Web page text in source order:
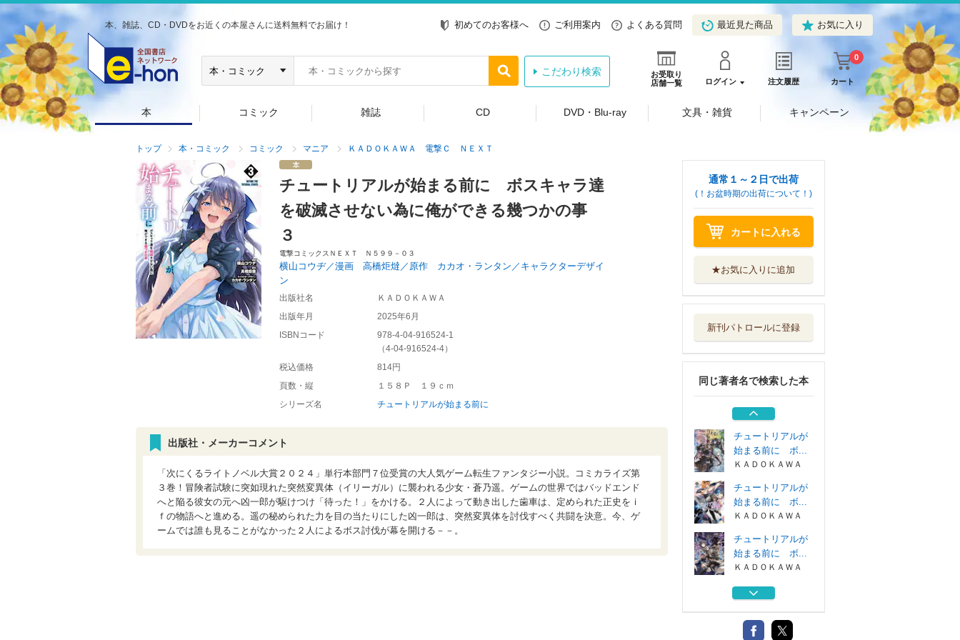
本、雑誌、CD・DVDをお近くの本屋さんに送料無料でお届け！ 初めてのお客様へ ご利用案内 よくある質問 最近見た商品 お気に入り
お受取り
店舗一覧
ログイン 注文履歴 カート
0
こだわり検索
本 コミック 雑誌 CD DVD・Blu-ray 文具・雑貨 キャンペーン
トップ 本・コミック コミック マニア ＫＡＤＯＫＡＷＡ 電撃Ｃ ＮＥＸＴ
チュートリアルが始まる前に ボスキャラ達
を破滅させない為に俺ができる幾つかの事
３
電撃コミックスＮＥＸＴ Ｎ５９９－０３
横山コウヂ／漫画 高橋炬燵／原作 カカオ・ランタン／キャラクターデザイ
ン
出版社名
ＫＡＤＯＫＡＷＡ
出版年月
2025年6月
ISBNコード
978-4-04-916524-1
（4-04-916524-4）
税込価格
814円
頁数・縦
１５８Ｐ １９ｃｍ
シリーズ名
チュートリアルが始まる前に
出版社・メーカーコメント
「次にくるライトノベル大賞２０２４」単行本部門７位受賞の大人気ゲーム転生ファンタジー小説。コミカライズ第
３巻！冒険者試験に突如現れた突然変異体（イリーガル）に襲われる少女・蒼乃遥。ゲームの世界ではバッドエンド
へと陥る彼女の元へ凶一郎が駆けつけ「待った！」をかける。２人によって動き出した歯車は、定められた正史をｉ
ｆの物語へと進める。遥の秘められた力を目の当たりにした凶一郎は、突然変異体を討伐すべく共闘を決意。今、ゲ
ームでは誰も見ることがなかった２人によるボス討伐が幕を開ける－－。
通常１～２日で出荷
(！お盆時期の出荷について！)
カートに入れる
★お気に入りに追加
新刊パトロールに登録
同じ著者名で検索した本
チュートリアルが
始まる前に ボ...
パーティーから追
双葉社
チュートリアルが
始まる前に ボ...
ＫＡＤＯＫＡＷＡ
チュートリアルが
始まる前に ボ...
ＫＡＤＯＫＡＷＡ
チュートリアルが
始まる前に ボ...
ＫＡＤＯＫＡＷＡ
チュートリアルが
始まる前に ボ...
ＫＡＤＯＫＡＷＡ
パーティーから追
双葉社